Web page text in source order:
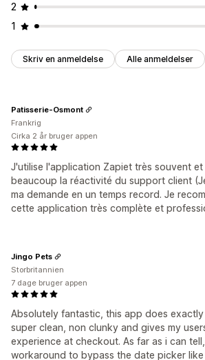
2
1
Skriv en anmeldelse Alle anmeldelser
J'utilise l'application Zapiet très souvent
beaucoup la réactivité du support client
ma demande en un temps record. Je
cette application très complète et
Patisserie-Osmont
Frankrig
Cirka 2 år bruger appen
Absolutely fantastic, this app does
super clean, non clunky and gives my
experience at checkout. As far as i can
workaround to bypass the date picker like
Jingo Pets
Storbritannien
7 dage bruger appen